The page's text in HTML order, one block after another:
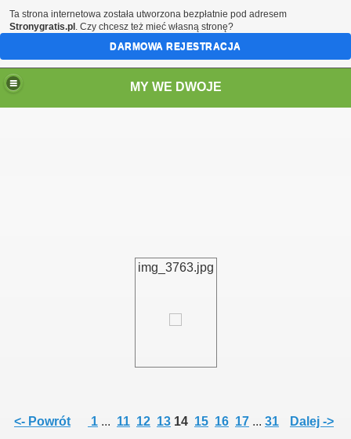
MY WE DWOJE
img_3763.jpg
<- Powrót 1 ... 11 12 13 14 15 16 17 ... 31 Dalej ->
Ta strona internetowa została utworzona bezpłatnie pod adresem
Stronygratis.pl . Czy chcesz też mieć własną stronę?
DARMOWA REJESTRACJA